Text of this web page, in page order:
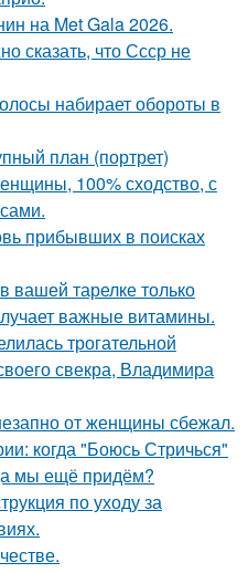
на Met Gala 2026.
сказать, что Ссср не
набирает обороты в
план (портрет)
100% сходство, с
прибывших в поисках
вашей тарелке только
важные витамины.
трогательной
свекра, Владимира
от женщины сбежал.
когда "Боюсь Стричься"
мы ещё придём?
по уходу за